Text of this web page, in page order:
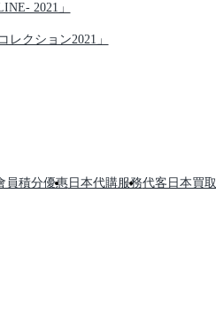
2021」
レクション2021」
員積分優惠日本代購服務代客日本買取